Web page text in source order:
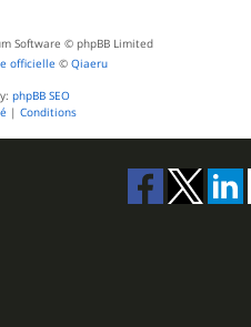
Software © phpBB Limited
officielle © Qiaeru
phpBB SEO
| Conditions